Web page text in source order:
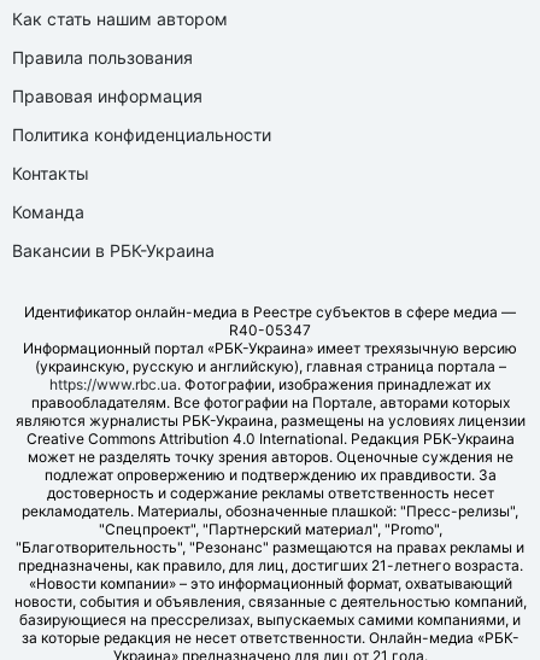
Как стать нашим автором
Правила пользования
Правовая информация
Политика конфиденциальности
Контакты
Команда
Вакансии в РБК-Украина
Идентификатор онлайн-медиа в Реестре субъектов в сфере медиа —
R40-05347
Информационный портал «РБК-Украина» имеет трехязычную версию
(украинскую, русскую и английскую), главная страница портала –
https://www.rbc.ua. Фотографии, изображения принадлежат их
правообладателям. Все фотографии на Портале, авторами которых
являются журналисты РБК-Украина, размещены на условиях лицензии
Creative Commons Attribution 4.0 International. Редакция РБК-Украина
может не разделять точку зрения авторов. Оценочные суждения не
подлежат опровержению и подтверждению их правдивости. За
достоверность и содержание рекламы ответственность несет
рекламодатель. Материалы, обозначенные плашкой: "Пресс-релизы",
"Спецпроект", "Партнерский материал", "Promo",
"Благотворительность", "Резонанс" размещаются на правах рекламы и
предназначены, как правило, для лиц, достигших 21-летнего возраста.
«Новости компании» – это информационный формат, охватывающий
новости, события и объявления, связанные с деятельностью компаний,
базирующиеся на прессрелизах, выпускаемых самими компаниями, и
за которые редакция не несет ответственности. Онлайн-медиа «РБК-
Украина» предназначено для лиц от 21 года.